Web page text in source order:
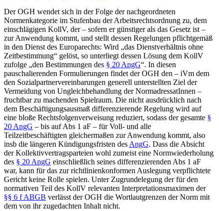
Der OGH wendet sich in der Folge der nachgeordneten
Normenkategorie im Stufenbau der Arbeitsrechtsordnung zu, dem
einschlägigen KollV, der – sofern er günstiger als das Gesetz ist –
zur Anwendung kommt, und stellt dessen Regelungen pflichtgemäß
in den Dienst des Europarechts: Wird „das Dienstverhältnis ohne
Zeitbestimmung“ gelöst, so unterliegt dessen Lösung dem KollV
zufolge „den Bestimmungen des § 20 AngG“. In diesen
pauschalierenden Formulierungen findet der OGH den – iVm dem
den Sozialpartnervereinbarungen generell unterstellten Ziel der
Vermeidung von Ungleichbehandlung der NormadressatInnen –
fruchtbar zu machenden Spielraum. Die nicht ausdrücklich nach
dem Beschäftigungsausmaß differenzierende Regelung wird auf
eine bloße Rechtsfolgenverweisung reduziert, sodass der gesamte §
20 AngG – bis auf Abs 1 aF – für Voll- und alle
Teilzeitbeschäftigten gleichermaßen zur Anwendung kommt, also
insb die längeren Kündigungsfristen des AngG. Dass die Absicht
der Kollektivvertragsparteien wohl zumeist eine Normwiederholung
des § 20 AngG einschließlich seines differenzierenden Abs 1 aF
war, kann für das zur richtlinienkonformen Auslegung verpflichtete
Gericht keine Rolle spielen. Unter Zugrundelegung der für den
normativen Teil des KollV relevanten Interpretationsmaximen der
§§ 6 f ABGB verlässt der OGH die Wortlautgrenzen der Norm mit
dem von ihr zugedachten Inhalt nicht.